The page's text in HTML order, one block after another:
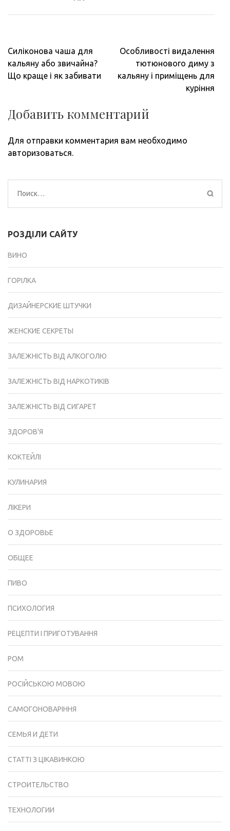
Навигация
по
записям
Силіконова чаша для
кальяну або звичайна?
Що краще і як забивати
Особливості видалення
тютюнового диму з
кальяну і приміщень для
куріння
Добавить комментарий
Для отправки комментария вам необходимо
авторизоваться
Найти:
РОЗДІЛИ САЙТУ
ВИНО
ГОРІЛКА
ДИЗАЙНЕРСКИЕ ШТУЧКИ
ЖЕНСКИЕ СЕКРЕТЫ
ЗАЛЕЖНІСТЬ ВІД АЛКОГОЛЮ
ЗАЛЕЖНІСТЬ ВІД НАРКОТИКІВ
ЗАЛЕЖНІСТЬ ВІД СИГАРЕТ
ЗДОРОВ'Я
КОКТЕЙЛІ
КУЛИНАРИЯ
ЛІКЕРИ
О ЗДОРОВЬЕ
ОБЩЕЕ
ПИВО
ПСИХОЛОГИЯ
РЕЦЕПТИ І ПРИГОТУВАННЯ
РОМ
РОСІЙСЬКОЮ МОВОЮ
САМОГОНОВАРІННЯ
СЕМЬЯ И ДЕТИ
СТАТТІ З ЦІКАВИНКОЮ
СТРОИТЕЛЬСТВО
ТЕХНОЛОГИИ